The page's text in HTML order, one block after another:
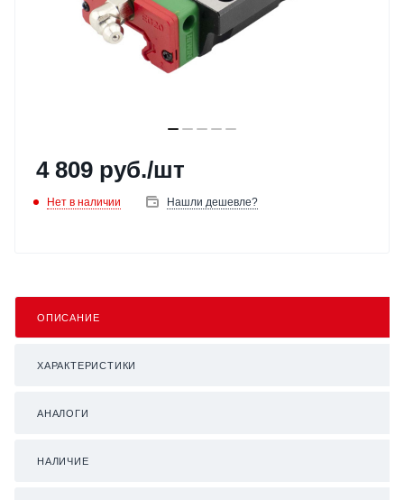
4 809 руб./шт
Нет в наличии Нашли дешевле?
ОПИСАНИЕ
ХАРАКТЕРИСТИКИ
АНАЛОГИ
НАЛИЧИЕ